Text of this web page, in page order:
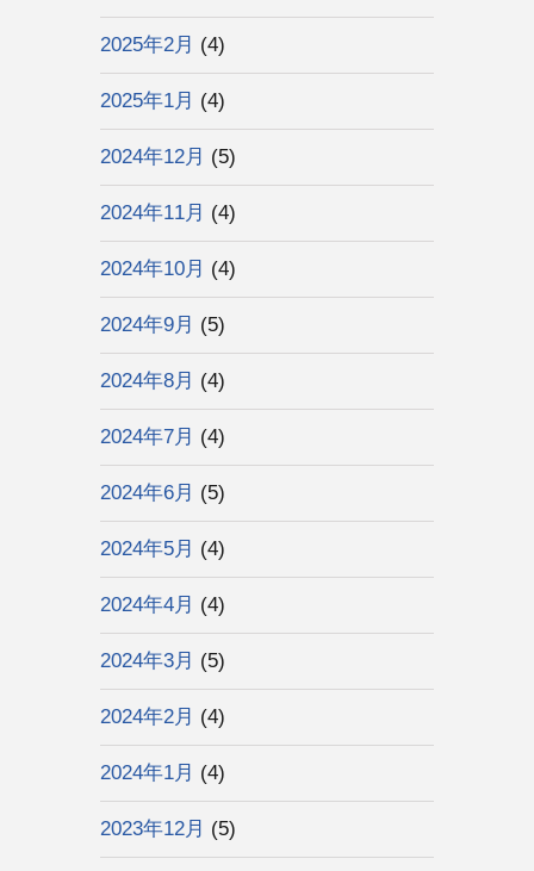
2025年2月 (4)
2025年1月 (4)
2024年12月 (5)
2024年11月 (4)
2024年10月 (4)
2024年9月 (5)
2024年8月 (4)
2024年7月 (4)
2024年6月 (5)
2024年5月 (4)
2024年4月 (4)
2024年3月 (5)
2024年2月 (4)
2024年1月 (4)
2023年12月 (5)